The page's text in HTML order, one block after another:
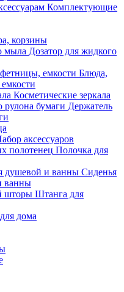
Комплектующие
корзины
Дозатор для жидкого
Блюда,
Косметические зеркала
Держатель
аксессуаров
Полочка для
Сиденья
ванны
Штанга для
дома